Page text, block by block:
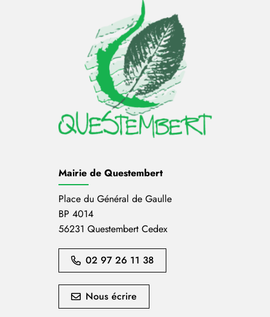
Mairie de Questembert
Place du Général de Gaulle
BP 4014
56231 Questembert Cedex
02 97 26 11 38
Nous écrire